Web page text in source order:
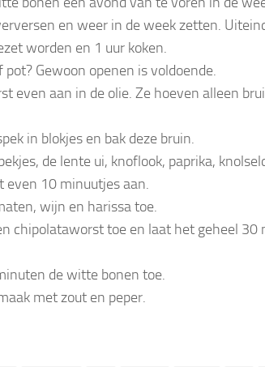
en weer in de week zetten.
worden en 1 uur koken.
pot? Gewoon openen is voldoende.
even aan in de olie. Ze hoeven alleen
in blokjes en bak deze bruin.
de lente ui, knoflook, paprika,
even 10 minuutjes aan.
wijn en harissa toe.
chipolataworst toe en laat het geheel
de witte bonen toe.
met zout en peper.